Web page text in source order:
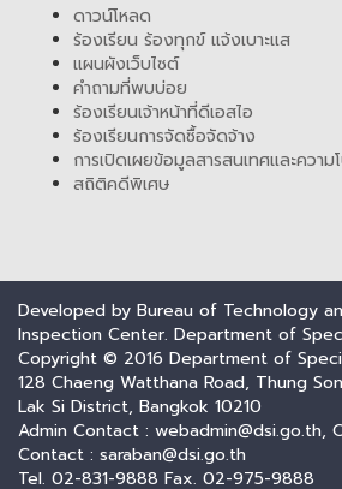
ดาวน์โหลด
ร้องเรียน ร้องทุกข์ แจ้งเบาะแส
แผนผังเว็บไซต์
คำถามที่พบบ่อย
ร้องเรียนเจ้าหน้าที่ดีเอสไอ
ร้องเรียนการจัดซื้อจัดจ้าง
การเปิดเผยข้อมูลสารสนเทศและความ
สถิติคดีพิเศษ
Developed by Bureau of Technology
Inspection Center. Department of
Copyright © 2016 Department of
128 Chaeng Watthana Road, Thung
Lak Si District, Bangkok 10210
Admin Contact : webadmin@dsi.go.th,
Contact : saraban@dsi.go.th
Tel. 02-831-9888 Fax. 02-975-9888